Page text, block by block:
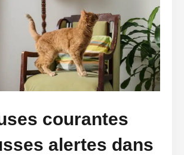
courantes
alertes dans